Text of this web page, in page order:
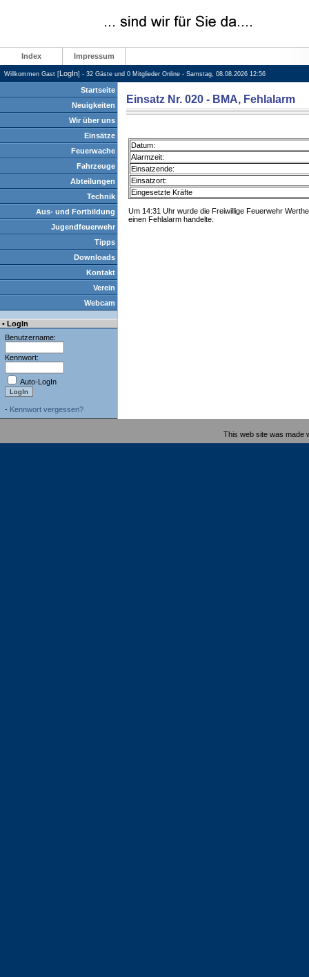
Index Impressum
Willkommen Gast [LogIn] - 32 Gäste und 0 Mitglieder Online - Samstag, 08.08.2026 12:56
Startseite
Neuigkeiten
Wir über uns
Einsätze
Feuerwache
Fahrzeuge
Abteilungen
Technik
Aus- und Fortbildung
Jugendfeuerwehr
Tipps
Downloads
Kontakt
Verein
Webcam
• LogIn
Benutzername:
Kennwort:
Auto-LogIn
- Kennwort vergessen?
Einsatz Nr. 020 - BMA, Fehlalarm
Datum:
Alarmzeit:
Einsatzende:
Einsatzort:
Eingesetzte Kräfte
Um 14:31 Uhr wurde die Freiwillige Feuerwehr
einen Fehlalarm handelte.
This web site was made